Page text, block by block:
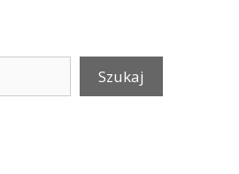
Szukaj